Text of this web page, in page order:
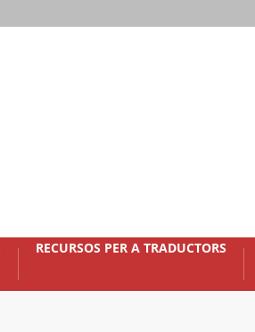
RECURSOS PER A TRADUCTORS